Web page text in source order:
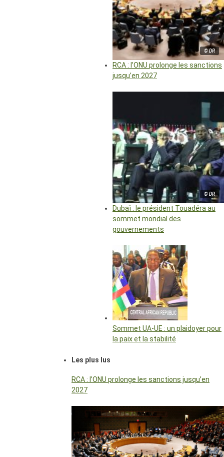
© DR
RCA : l’ONU prolonge les sanctions
jusqu’en 2027
© DR
Dubaï : le président Touadéra au
sommet mondial des
gouvernements
Sommet UA-UE : un plaidoyer pour
la paix et la stabilité
Les plus lus
RCA : l’ONU prolonge les sanctions jusqu’en
2027